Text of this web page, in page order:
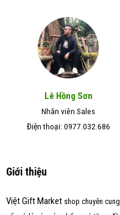
Lê Hồng Sơn
Nhân viên Sales
Điện thoại: 0977.032.686
Giới thiệu
Việt Gift Marketshop chuyên cung